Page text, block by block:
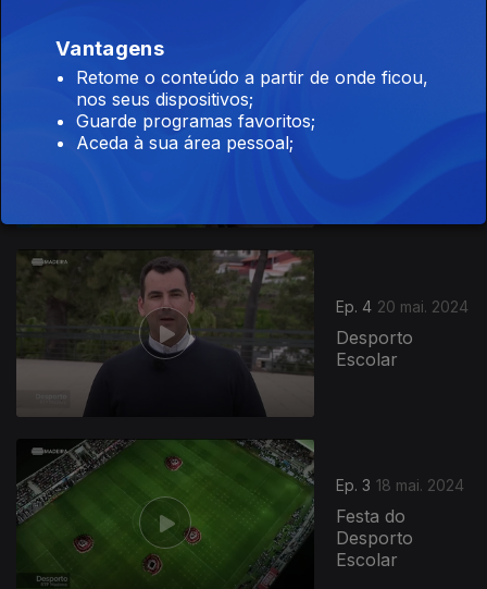
Ep. 4 20 mai. 2024
Desporto
Escolar
Ep. 3 18 mai. 2024
Festa do
Desporto
Escolar
Vantagens
Retome o conteúdo a partir de onde ficou,
nos seus dispositivos;
Guarde programas favoritos;
Aceda à sua área pessoal;